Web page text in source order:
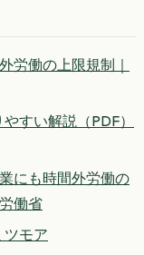
労働の上限規制｜
すい解説（PDF）
にも時間外労働の
働省
ツモア